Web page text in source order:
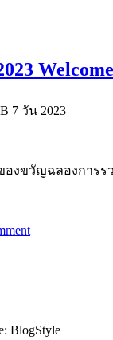
ของขวัญฉลองกา
BlogStyle